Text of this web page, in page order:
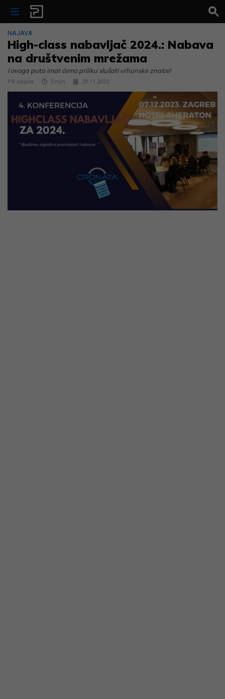
Skip to content
NAJAVA
High-class nabavljač 2024.: Nabava
na društvenim mrežama
I ovoga puta imat ćemo priliku slušati vrhunske znalce!
PR objava 3 min 20.11.2023.